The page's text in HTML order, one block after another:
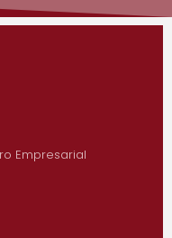
Empresarial